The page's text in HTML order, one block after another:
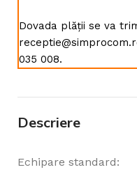
Dovada plății se va
035 008.
Descriere
Echipare standard: